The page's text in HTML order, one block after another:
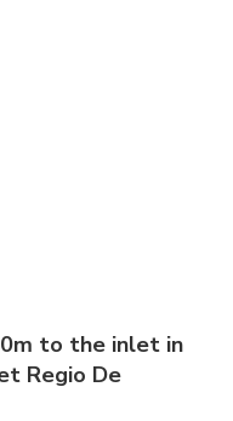
to the inlet in
Regio De